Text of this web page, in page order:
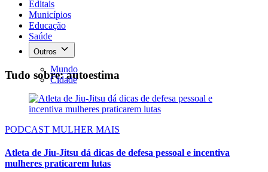
Editais
Municípios
Educação
Saúde
Outros
Mundo
Cidade
Tudo sobre: autoestima
PODCAST MULHER MAIS
Atleta de Jiu-Jitsu dá dicas de defesa pessoal e incentiva
mulheres praticarem lutas